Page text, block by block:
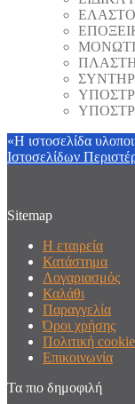
«Η ιστοσελίδα
Ιστοσελίδων
Sitemap
Η εταιρεία
Κατάστημα
Λογαριασμός
Καλάθι
Παραγγελία
Όροι χρήσης
Πολιτική
Επικοινωνία
Τα πιο δημοφιλή